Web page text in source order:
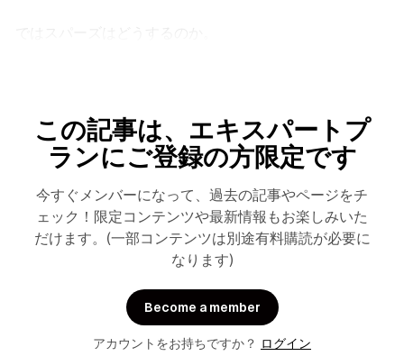
この記事は、エキスパートプ
ランにご登録の方限定です
今すぐメンバーになって、過去の記事やページをチ
ェック！限定コンテンツや最新情報もお楽しみいた
だけます。(一部コンテンツは別途有料購読が必要に
なります)
Become a member
アカウントをお持ちですか？ ログイン